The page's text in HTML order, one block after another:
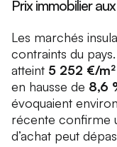
Prix immobilier
Les marchés
contraints du
atteint 5 252 €/
en hausse de 8,6
évoquaient environ
récente confirme
d’achat peut